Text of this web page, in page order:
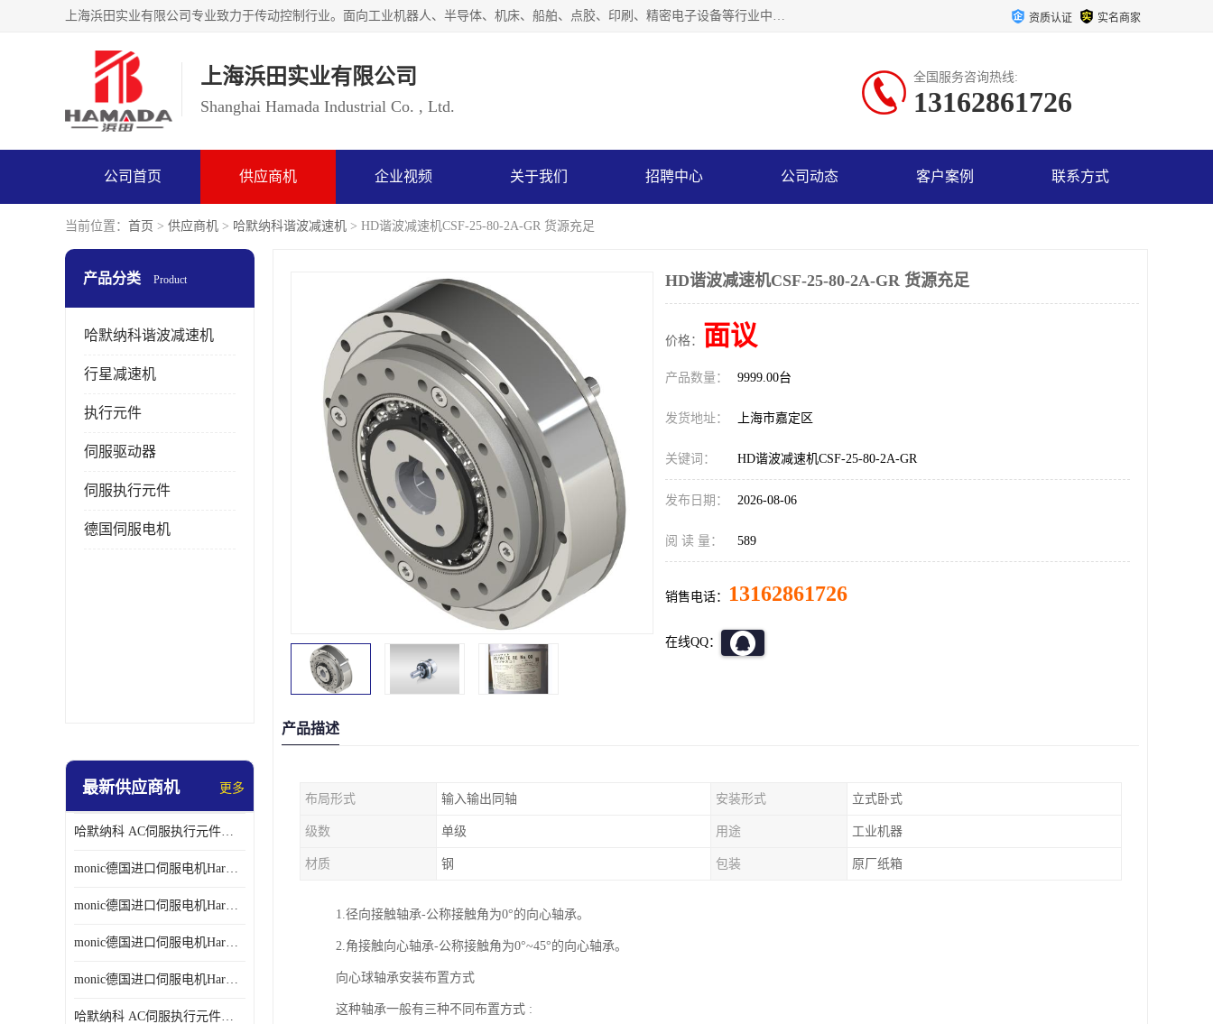
上海浜田实业有限公司专业致力于传动控制行业。面向工业机器人、半导体、机床、船舶、点胶、印刷、精密电子设备等行业中的运动控制技术。为日本哈默纳科（HarmonicDrive简称HD）中国地区定代理商，其生产的HarmonicDrive谐波减速机，具有轻量、小型、传动效率高、减速范围广、精度高等特点，被广泛应用于各种传动系统中。完善的技术，完善的售后，让您的选择无后顾之忧，欢迎您的来电洽谈！ 资质认证 实名商家
上海浜田实业有限公司
Shanghai Hamada Industrial Co. , Ltd.
全国服务咨询热线:
13162861726
公司首页 供应商机 企业视频 关于我们 招聘中心 公司动态 客户案例 联系方式
当前位置： 首页 > 供应商机 > 哈默纳科谐波减速机 > HD谐波减速机CSF-25-80-2A-GR 货源充足
产品分类 Product
哈默纳科谐波减速机
行星减速机
执行元件
伺服驱动器
伺服执行元件
德国伺服电机
最新供应商机 更多
哈默纳科 AC伺服执行元件扁平型SHA系列 议价
monic德国进口伺服电机Har中国总代理单价
monic德国进口伺服电机Har中国总代理代理
monic德国进口伺服电机Har中国总代理公司
monic德国进口伺服电机Har中国总代理供应
哈默纳科 AC伺服执行元件扁平型SHA系列
HD谐波减速机CSF-25-80-2A-GR 货源充足
价格： 面议
产品数量： 9999.00台
发货地址： 上海市嘉定区
关键词： HD谐波减速机CSF-25-80-2A-GR
发布日期： 2026-08-06
阅 读 量： 589
销售电话： 13162861726
在线QQ：
产品描述
布局形式 输入输出同轴 安装形式 立式卧式
级数 单级 用途 工业机器
材质 钢 包装 原厂纸箱
1.径向接触轴承-公称接触角为0°的向心轴承。
2.角接触向心轴承-公称接触角为0°~45°的向心轴承。
向心球轴承安装布置方式
这种轴承一般有三种不同布置方式 :